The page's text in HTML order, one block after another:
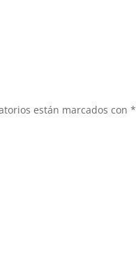
están marcados con*